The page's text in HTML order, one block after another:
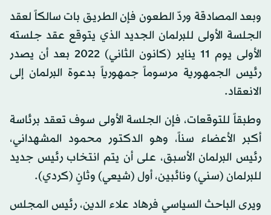
وبعد المصادقة وردّ الطعون فإن الطريق بات سالكاً لعقد
الجلسة الأولى للبرلمان الجديد الذي يتوقع عقد جلسته
الأولى يوم 11 يناير (كانون الثاني) 2022 بعد أن يصدر
رئيس الجمهورية مرسوماً جمهورياً بدعوة البرلمان إلى
الانعقاد.
وطبقاً للتوقعات، فإن الجلسة الأولى سوف تعقد برئاسة
أكبر الأعضاء سناً، وهو الدكتور محمود المشهداني،
رئيس البرلمان الأسبق، على أن يتم انتخاب رئيس جديد
للبرلمان (سني) ونائبين، أول (شيعي) وثانٍ (كردي).
ويرى الباحث السياسي فرهاد علاء الدين، رئيس المجلس